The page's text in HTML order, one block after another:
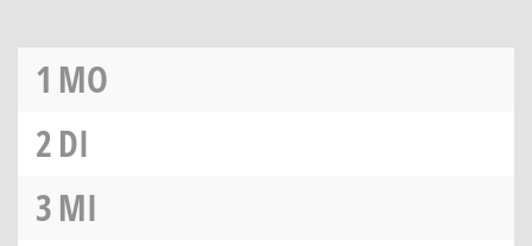
1 MO
2DI
3MI